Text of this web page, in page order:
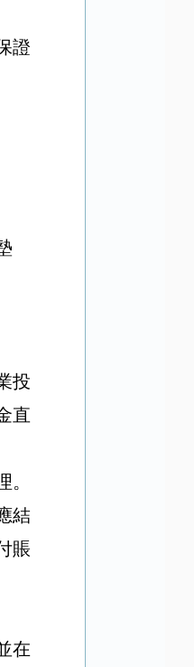
證
投
直
結
賬
在